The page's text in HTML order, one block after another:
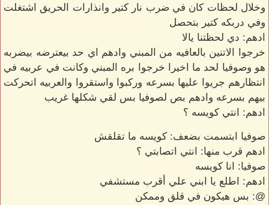
وخلال لحظات كان في ضرب نار كتير وانذارات الحريق اشتغلت
وفي دربكه كتير بتحصل
ادهم: دي لحظتنا يالا
خرجوا الاتنين بالعافيه من المبني وادهم اي حد بيعترضه بيضربه
هو وصوفيا لحد ما اخيرا خرجوا بره المبني وكانت في عربيه في
انتظارهم جريوا عليها بسرعه وركبوا واستقروا والعربيه اتحركت
بيهم بسرعه وادهم بص لصوفيا بس لقي شكلها غريب
ادهم: انتي كويسه ؟
صوفيا ابتسمت بضعف: كويسه ما تقلقش
ادهم قرب منها: انتي اتصابتي ؟
صوفيا: انا كويسه
ادهم: اطلع يا ابني علي أقرب مستشفي
@: بس هيكون في قلق وممكن